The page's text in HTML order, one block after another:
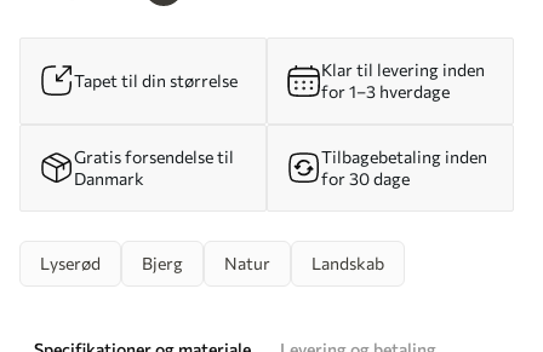
Tapet til din størrelse
Klar til levering inden
for 1–3 hverdage
Gratis forsendelse til
Danmark
Tilbagebetaling inden
for 30 dage
Lyserød Bjerg Natur Landskab